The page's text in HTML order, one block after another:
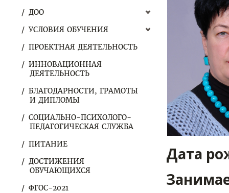
ДОО
УСЛОВИЯ ОБУЧЕНИЯ
ПРОЕКТНАЯ ДЕЯТЕЛЬНОСТЬ
ИННОВАЦИОННАЯ
ДЕЯТЕЛЬНОСТЬ
БЛАГОДАРНОСТИ, ГРАМОТЫ
И ДИПЛОМЫ
СОЦИАЛЬНО-ПСИХОЛОГО-
ПЕДАГОГИЧЕСКАЯ СЛУЖБА
ПИТАНИЕ
ДОСТИЖЕНИЯ
ОБУЧАЮЩИХСЯ
ФГОС-2021
Дата